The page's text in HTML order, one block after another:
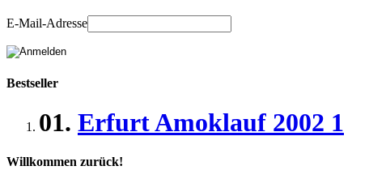
E-Mail-Adresse
Bestseller
01. Erfurt Amoklauf 2002 1
Willkommen zurück!